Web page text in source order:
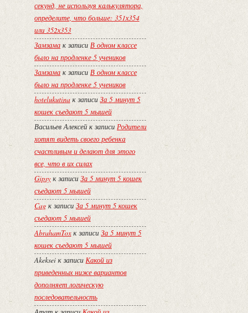
секунд, не используя калькулятора,
определите, что больше: 351х354
или 352х353
Замзама к записи В одном классе
было на продленке 5 учеников
Замзама к записи В одном классе
было на продленке 5 учеников
hotelukutina к записи За 5 минут 5
кошек съедают 5 мышей
Васильев Алексей к записи Родители
хотят видеть своего ребенка
счастливым и делают для этого
все, что в их силах
Gipsy к записи За 5 минут 5 кошек
съедают 5 мышей
Cag к записи За 5 минут 5 кошек
съедают 5 мышей
AbrahamToxк записи За 5 минут 5
кошек съедают 5 мышей
Akeksei к записи Какой из
приведенных ниже вариантов
дополняет логическую
последовательность